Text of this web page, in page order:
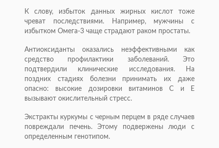
К слову, избыток данных жирных кислот тоже
чреват последствиями. Например, мужчины с
избытком Омега-3 чаще страдают раком простаты.
Антиоксиданты оказались неэффективными как
средство профилактики заболеваний. Это
подтвердили клинические исследования. На
поздних стадиях болезни принимать их даже
опасно: высокие дозировки витаминов С и E
вызывают окислительный стресс.
Экстракты куркумы с черным перцем в ряде случаев
повреждали печень. Этому подвержены люди с
определенным генотипом.